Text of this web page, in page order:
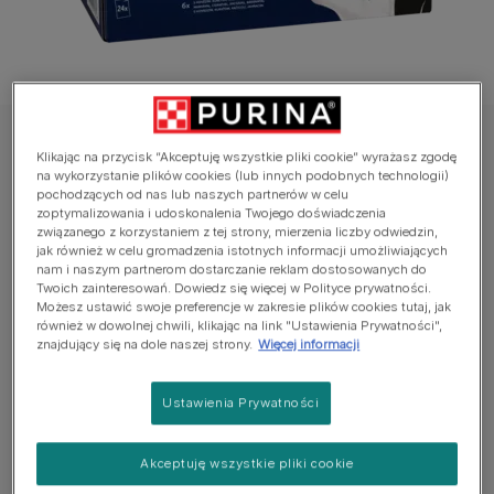
Felix® Sensations® Jellies wybór smaków w
galaretce - 24 saszetki
Jeszcze nie dodano głosów
Dostępne rozmiary: 24x85g
6x z kurczakiem w galaretce z marchewką
6x z kaczką w galaretce ze szpinakiem
6x z jagnięciną w galaretce o smaku dziczyzny
Klikając na przycisk “Akceptuję wszystkie pliki cookie” wyrażasz zgodę
na wykorzystanie plików cookies (lub innych podobnych technologii)
pochodzących od nas lub naszych partnerów w celu
zoptymalizowania i udoskonalenia Twojego doświadczenia
związanego z korzystaniem z tej strony, mierzenia liczby odwiedzin,
jak również w celu gromadzenia istotnych informacji umożliwiających
nam i naszym partnerom dostarczanie reklam dostosowanych do
Twoich zainteresowań. Dowiedz się więcej w Polityce prywatności.
Możesz ustawić swoje preferencje w zakresie plików cookies tutaj, jak
również w dowolnej chwili, klikając na link "Ustawienia Prywatności",
znajdujący się na dole naszej strony. Więcej informacji
Ustawienia Prywatności
Akceptuję wszystkie pliki cookie